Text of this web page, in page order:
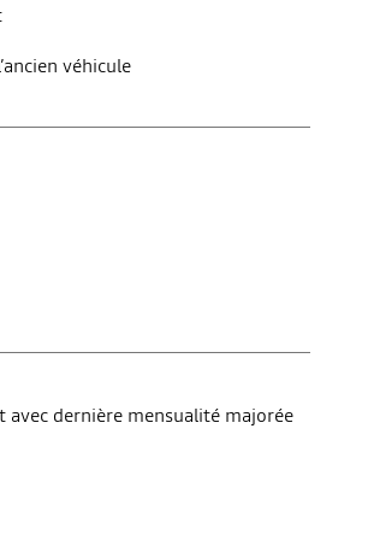
véhicule
avec dernière mensualité majorée